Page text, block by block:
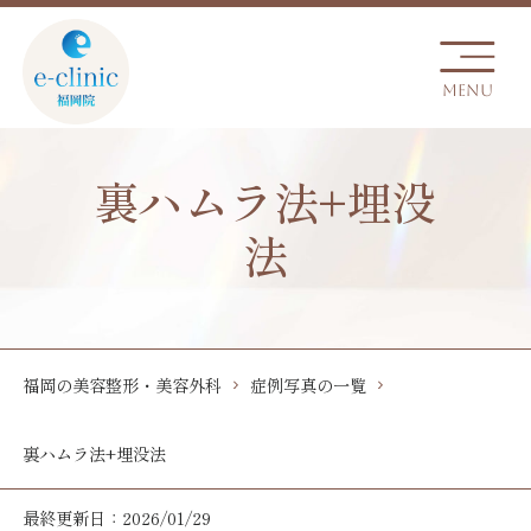
裏ハムラ法+埋没
法
福岡の美容整形・美容外科 症例写真の一覧
裏ハムラ法+埋没法
最終更新日：2026/01/29